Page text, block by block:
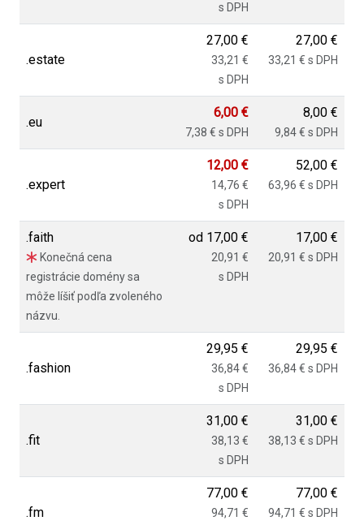
s DPH
.estate
27,00 €
33,21 €
s DPH
27,00 €
33,21 € s DPH
.eu
6,00 €
7,38 € s DPH
8,00 €
9,84 € s DPH
.expert
12,00 €
14,76 €
s DPH
52,00 €
63,96 € s DPH
.faith
Konečná cena
registrácie domény sa
môže líšiť podľa zvoleného
názvu.
od 17,00 €
20,91 €
s DPH
17,00 €
20,91 € s DPH
.fashion
29,95 €
36,84 €
s DPH
29,95 €
36,84 € s DPH
.fit
31,00 €
38,13 €
s DPH
31,00 €
38,13 € s DPH
.fm
77,00 €
94,71 €
77,00 €
94,71 € s DPH